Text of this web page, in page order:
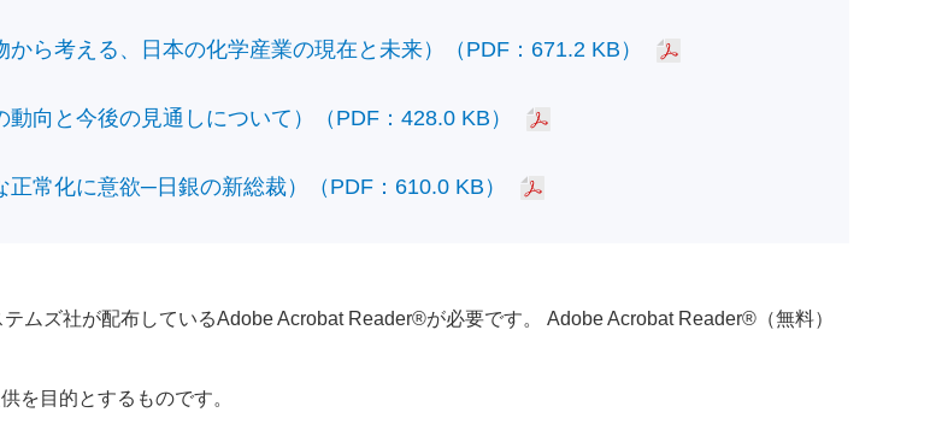
ら考える、日本の化学産業の現在と未来）（PDF：671.2 KB）
向と今後の見通しについて）（PDF：428.0 KB）
常化に意欲─日銀の新総裁）（PDF：610.0 KB）
ムズ社が配布しているAdobe Acrobat Reader®が必要です。 Adobe Acrobat Reader®（無料）
を目的とするものです。